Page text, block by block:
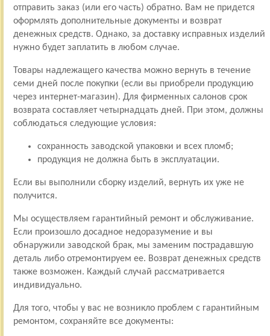
отправить заказ (или его часть) обратно. Вам не придется
оформлять дополнительные документы и возврат
денежных средств. Однако, за доставку исправных изделий
нужно будет заплатить в любом случае.
Товары надлежащего качества можно вернуть в течение
семи дней после покупки (если вы приобрели продукцию
через интернет-магазин). Для фирменных салонов срок
возврата составляет четырнадцать дней. При этом, должны
соблюдаться следующие условия:
сохранность заводской упаковки и всех пломб;
продукция не должна быть в эксплуатации.
Если вы выполнили сборку изделий, вернуть их уже не
получится.
Мы осуществляем гарантийный ремонт и обслуживание.
Если произошло досадное недоразумение и вы
обнаружили заводской брак, мы заменим пострадавшую
деталь либо отремонтируем ее. Возврат денежных средств
также возможен. Каждый случай рассматривается
индивидуально.
Для того, чтобы у вас не возникло проблем с гарантийным
ремонтом, сохраняйте все документы: